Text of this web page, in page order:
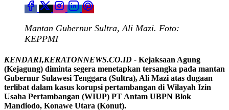
Mantan Gubernur Sultra, Ali Mazi. Foto:
KEPPMI
KENDARI,KERATONNEWS.CO.ID - Kejaksaan Agung
(Kejagung) diminta segera menetapkan tersangka pada mantan
Gubernur Sulawesi Tenggara (Sultra), Ali Mazi atas dugaan
terlibat dalam kasus korupsi pertambangan di Wilayah Izin
Usaha Pertambangan (WIUP) PT Antam UBPN Blok
Mandiodo, Konawe Utara (Konut).